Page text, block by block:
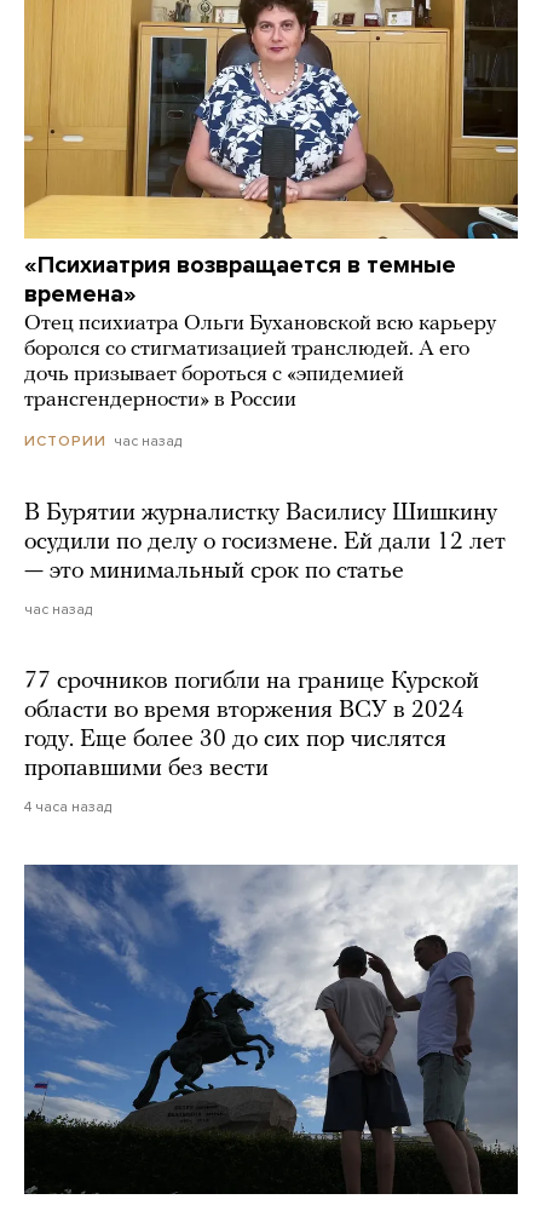
«Психиатрия возвращается в темные
времена»
Отец психиатра Ольги Бухановской всю карьеру
боролся со стигматизацией транслюдей. А его
дочь призывает бороться с «эпидемией
трансгендерности» в России
ИСТОРИИ час назад
В Бурятии журналистку Василису Шишкину
осудили по делу о госизмене. Ей дали 12 лет
— это минимальный срок по статье
час назад
77 срочников погибли на границе Курской
области во время вторжения ВСУ в 2024
году. Еще более 30 до сих пор числятся
пропавшими без вести
4 часа назад